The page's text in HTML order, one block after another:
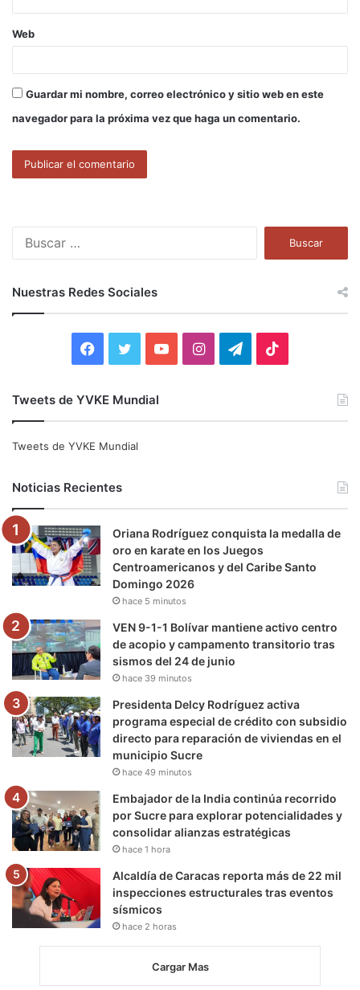
Web
Guardar mi nombre, correo electrónico y sitio web en este
navegador para la próxima vez que haga un comentario.
:
Nuestras Redes Sociales
e
o
o
k
t
e
r
b
e
I
g
r
a
r
a
m
k
Tweets de YVKE Mundial
Tweets de YVKE Mundial
Noticias Recientes
Oriana Rodríguez conquista la medalla de
oro en karate en los Juegos
Centroamericanos y del Caribe Santo
Domingo 2026
hace 5 minutos
VEN 9-1-1 Bolívar mantiene activo centro
de acopio y campamento transitorio tras
sismos del 24 de junio
hace 39 minutos
Presidenta Delcy Rodríguez activa
programa especial de crédito con subsidio
directo para reparación de viviendas en el
municipio Sucre
hace 49 minutos
Embajador de la India continúa recorrido
por Sucre para explorar potencialidades y
consolidar alianzas estratégicas
hace 1 hora
Alcaldía de Caracas reporta más de 22 mil
inspecciones estructurales tras eventos
sísmicos
hace 2 horas
Cargar Mas